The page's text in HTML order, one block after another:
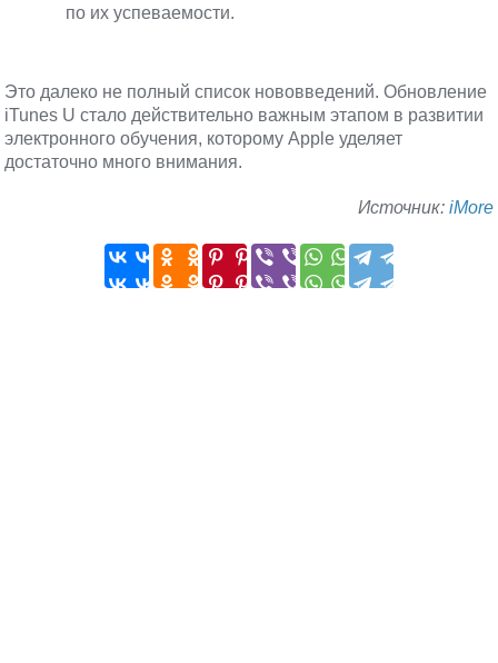
по их успеваемости.
Это далеко не полный список нововведений. Обновление
iTunes U стало действительно важным этапом в развитии
электронного обучения, которому Apple уделяет
достаточно много внимания.
Источник: iMore